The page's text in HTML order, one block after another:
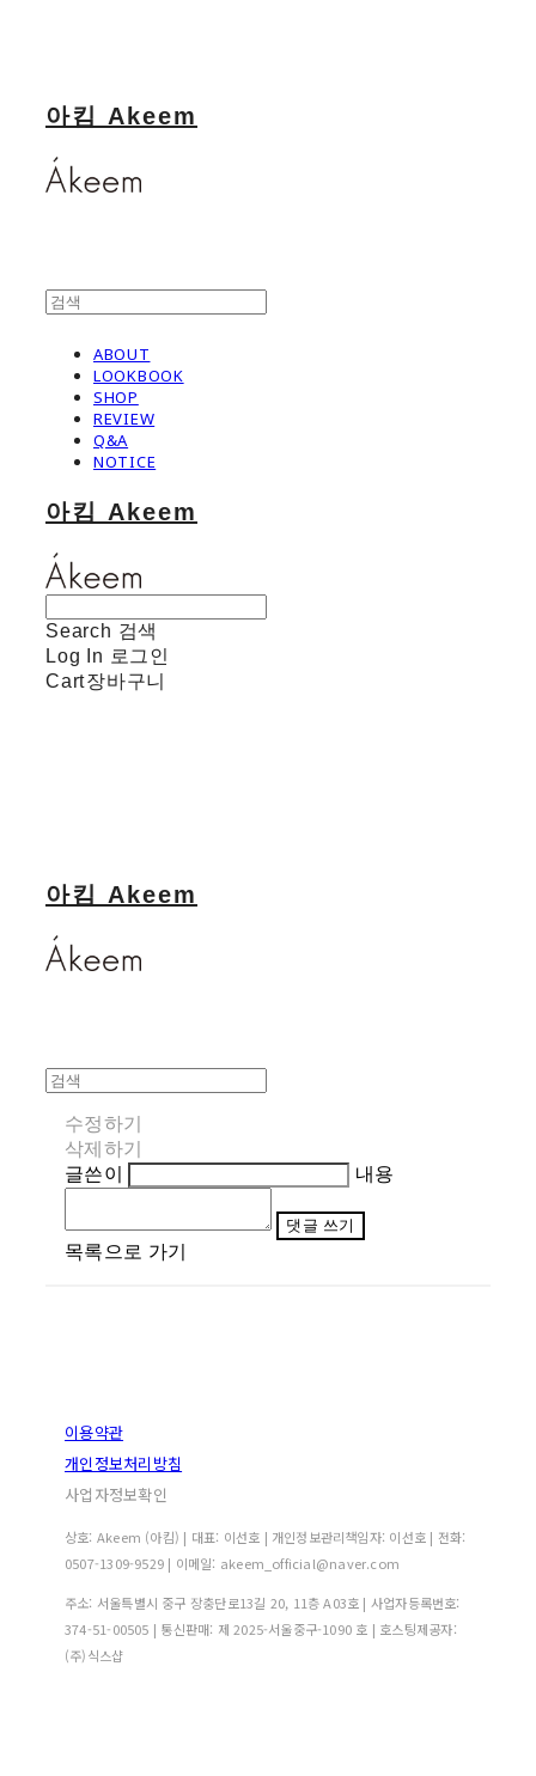
아킴 Akeem
ABOUT
LOOKBOOK
SHOP
REVIEW
Q&A
NOTICE
아킴 Akeem
Search 검색
Log In 로그인
Cart장바구니
아킴 Akeem
수정하기
삭제하기
글쓴이
내용
댓글 쓰기
목록으로 가기
이용약관
개인정보처리방침
사업자정보확인
상호: Akeem (아킴) | 대표: 이선호 | 개인정보관리책임자: 이선호 | 전화:
0507-1309-9529 | 이메일: akeem_official@naver.com
주소: 서울특별시 중구 장충단로13길 20, 11층 A03호 | 사업자등록번호:
374-51-00505 | 통신판매: 제 2025-서울중구-1090 호 | 호스팅제공자:
(주)식스샵